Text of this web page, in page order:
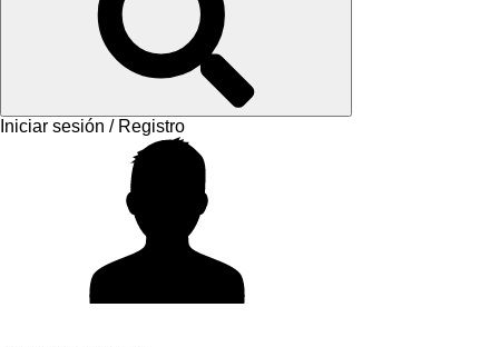
Iniciar sesión / Registro